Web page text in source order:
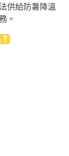
供給防暑降溫
。